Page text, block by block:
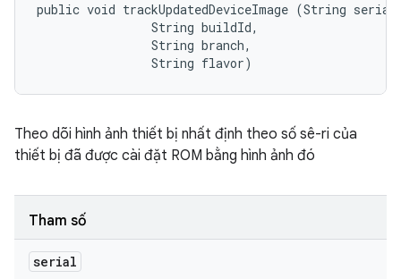
public void trackUpdatedDeviceImage (String
                String buildId,
                String branch,
                String flavor)
Theo dõi hình ảnh thiết bị nhất định theo số sê-ri của
thiết bị đã được cài đặt ROM bằng hình ảnh đó
Tham số
serial